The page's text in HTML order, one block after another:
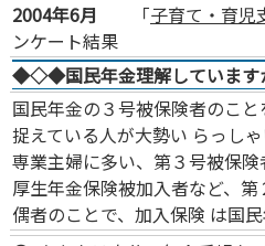
2004年6月 「子育て・育児
ンケート結果
◆◇◆国民年金理解していま
国民年金の３号被保険者のこ
捉えている人が大勢い らっしゃ
専業主婦に多い、第３号被保
厚生年金保険被加入者など、
偶者のことで、加入保険 は国民